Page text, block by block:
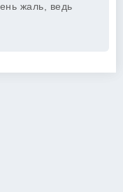
жаль, ведь